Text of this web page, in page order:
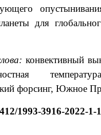
для
конвективный
форсинг, Южное
1993-3916-2022-1-